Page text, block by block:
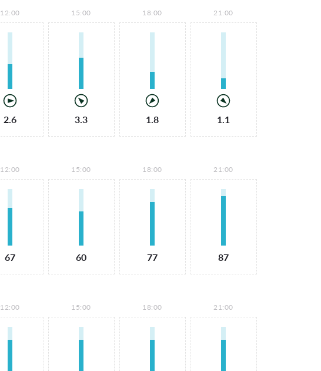
12:00
2.6
15:00
3.3
18:00
1.8
21:00
1.1
12:00
67
15:00
60
18:00
77
21:00
87
12:00 15:00 18:00 21:00